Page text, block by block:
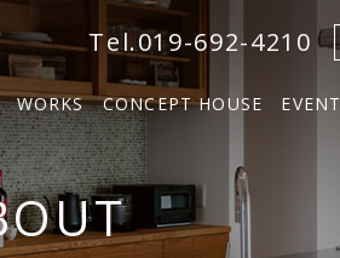
Tel.019-692-4210
WORKS CONCEPT HOUSE
BOSCO VILLA
EVENT
森の家
BOSCO VILLA
SOLM